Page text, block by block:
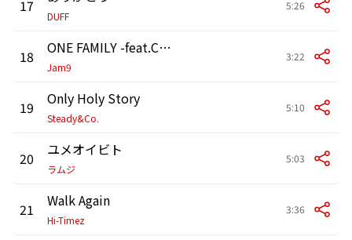
17
DUFF
5:26
18 ONE FAMILY -feat.CLEEM MIKU-
Jam9
3:22
19 Only Holy Story
Steady&Co.
5:10
20 ユメオイビト
ラムジ
5:03
21 Walk Again
Hi-Timez
3:36